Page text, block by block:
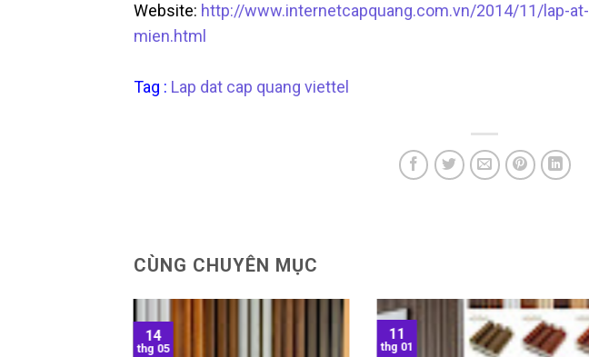
Website: http://www.internetcapquang.com.vn/2014/11/lap-
mien.html
Tag : Lap dat cap quang viettel
CÙNG CHUYÊN MỤC
14
thg 05
11
thg 01